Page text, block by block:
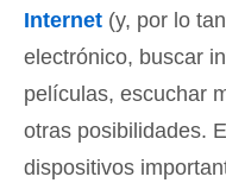
Internet (y, por lo
electrónico, buscar
películas, escuchar
otras posibilidades.
dispositivos